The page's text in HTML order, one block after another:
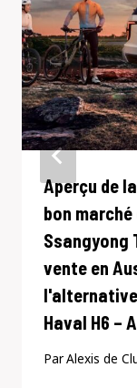
Aperçu de
bon marché
Ssangyong
vente en
l'alternative
Haval H6 –
ParAlexis de